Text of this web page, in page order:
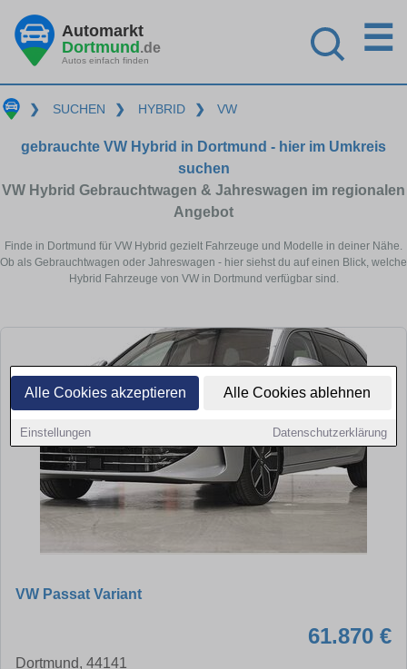
Alle Cookies akzeptieren Alle Cookies ablehnen
Einstellungen Datenschutzerklärung
Automarkt
Dortmund.de
Autos einfach finden
☰
❯ SUCHEN ❯ HYBRID ❯ VW
gebrauchte VW Hybrid in Dortmund - hier im Umkreis
suchen
VW Hybrid Gebrauchtwagen & Jahreswagen im regionalen
Angebot
Finde in Dortmund für VW Hybrid gezielt Fahrzeuge und Modelle in deiner Nähe.
Ob als Gebrauchtwagen oder Jahreswagen - hier siehst du auf einen Blick, welche
Hybrid Fahrzeuge von VW in Dortmund verfügbar sind.
VW Passat Variant
61.870 €
Dortmund, 44141